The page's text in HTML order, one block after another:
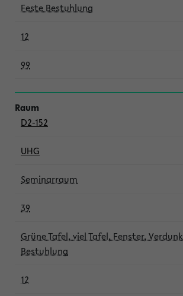
Feste Bestuhlung
12
99
D2-152
UHG
Seminarraum
39
Grüne Tafel, viel Tafel, Fenster,
Bestuhlung
12